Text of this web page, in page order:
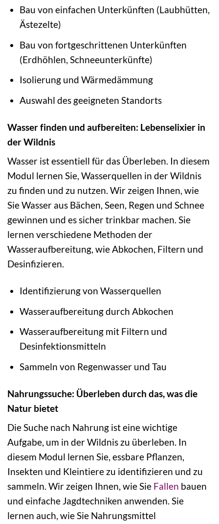
Bau von einfachen Unterkünften (Laubhütten,
Ästezelte)
Bau von fortgeschrittenen Unterkünften
(Erdhöhlen, Schneeunterkünfte)
Isolierung und Wärmedämmung
Auswahl des geeigneten Standorts
Wasser finden und aufbereiten: Lebenselixier in
der Wildnis
Wasser ist essentiell für das Überleben. In diesem
Modul lernen Sie, Wasserquellen in der Wildnis
zu finden und zu nutzen. Wir zeigen Ihnen, wie
Sie Wasser aus Bächen, Seen, Regen und Schnee
gewinnen und es sicher trinkbar machen. Sie
lernen verschiedene Methoden der
Wasseraufbereitung, wie Abkochen, Filtern und
Desinfizieren.
Identifizierung von Wasserquellen
Wasseraufbereitung durch Abkochen
Wasseraufbereitung mit Filtern und
Desinfektionsmitteln
Sammeln von Regenwasser und Tau
Nahrungssuche: Überleben durch das, was die
Natur bietet
Die Suche nach Nahrung ist eine wichtige
Aufgabe, um in der Wildnis zu überleben. In
diesem Modul lernen Sie, essbare Pflanzen,
Insekten und Kleintiere zu identifizieren und zu
sammeln. Wir zeigen Ihnen, wie Sie Fallen bauen
und einfache Jagdtechniken anwenden. Sie
lernen auch, wie Sie Nahrungsmittel